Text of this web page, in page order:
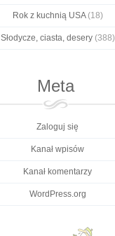
Rok z kuchnią USA(18)
Słodycze, ciasta, desery(388)
Meta
Zaloguj się
Kanał wpisów
Kanał komentarzy
WordPress.org